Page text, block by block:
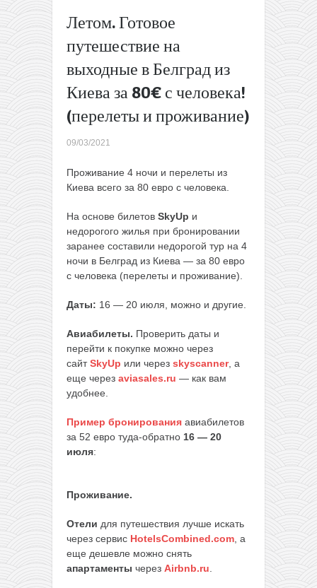
Летом. Готовое
путешествие на
выходные в Белград из
Киева за 80€ с человека!
(перелеты и проживание)
09/03/2021
Проживание 4 ночи и перелеты из
Киева всего за 80 евро с человека.
На основе билетов SkyUp и
недорогого жилья при бронировании
заранее составили недорогой тур на 4
ночи в Белград из Киева — за 80 евро
с человека (перелеты и проживание).
Даты: 16 — 20 июля, можно и другие.
Авиабилеты. Проверить даты и
перейти к покупке можно через
сайтSkyUp или через skyscanner, а
еще через aviasales.ru — как вам
удобнее.
Пример бронирования авиабилетов
за 52 евро туда-обратно 16 — 20
июля:
Проживание.
Отели для путешествия лучше искать
через сервис HotelsCombined.com , а
еще дешевле можно снять
апартаменты через Airbnb.ru
по 84€ в
одну и по
168€ в две
стороны